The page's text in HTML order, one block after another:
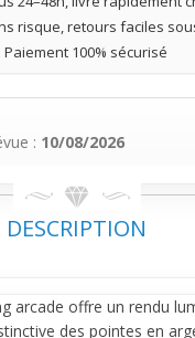
risque, retours faciles
Paiement 100% sécurisé
: 10/08/2026
DESCRIPTION
arcade offre un rendu
des pointes en